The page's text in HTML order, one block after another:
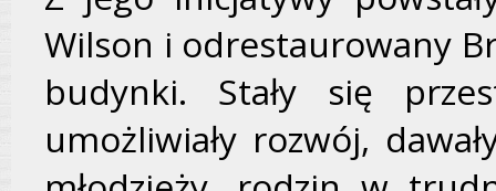
Wilson i odrestaurowany
budynki. Stały się
umożliwiały rozwój,